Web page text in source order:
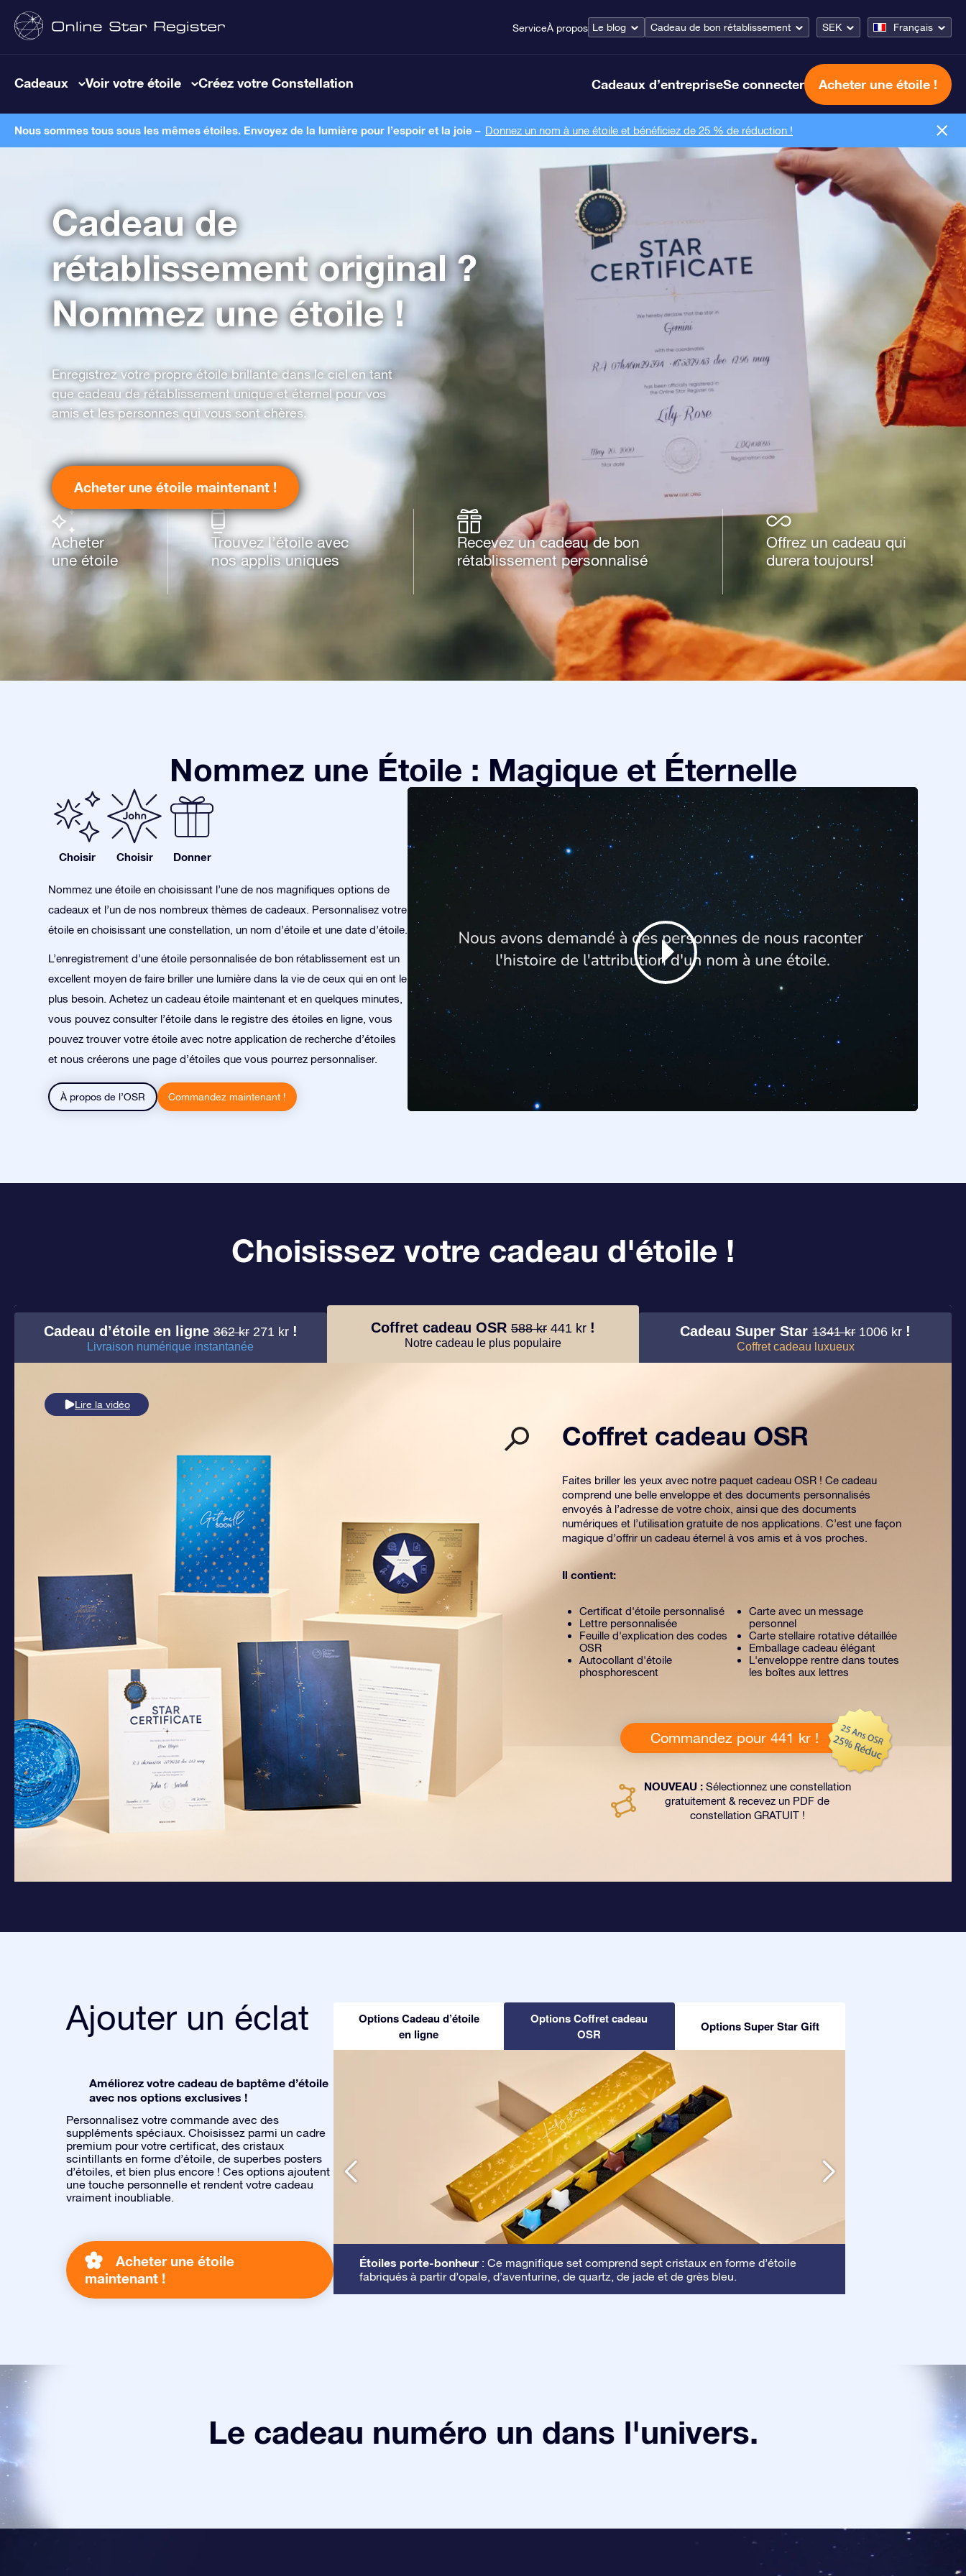
ServiceÀ propos Le blog Cadeau de bon rétablissement SEK Français
Cadeaux Voir votre étoile Créez votre Constellation Cadeaux d’entrepriseSe connecter Acheter une étoile !
Nous sommes tous sous les mêmes étoiles. Envoyez de la lumière pour l’espoir et la joie – Donnez un nom à une étoile et bénéficiez de 25 % de réduction !
Cadeau de
rétablissement original ?
Nommez une étoile !
Enregistrez votre propre étoile brillante dans le ciel en tant
que cadeau de rétablissement unique et éternel pour vos
amis et les personnes qui vous sont chères.
Acheter une étoile maintenant !
Acheter
une étoile
Trouvez l’étoile avec
nos applis uniques
Recevez un cadeau de bon
rétablissement personnalisé
Offrez un cadeau qui
durera toujours!
Nommez une Étoile : Magique et Éternelle
Choisir Choisir Donner
Nommez une étoile en choisissant l’une de nos magnifiques options de
cadeaux et l’un de nos nombreux thèmes de cadeaux. Personnalisez votre
étoile en choisissant une constellation, un nom d’étoile et une date d’étoile.
L’enregistrement d’une étoile personnalisée de bon rétablissement est un
excellent moyen de faire briller une lumière dans la vie de ceux qui en ont le
plus besoin. Achetez un cadeau étoile maintenant et en quelques minutes,
vous pouvez consulter l’étoile dans le registre des étoiles en ligne, vous
pouvez trouver votre étoile avec notre application de recherche d’étoiles
et nous créerons une page d’étoiles que vous pourrez personnaliser.
À propos de l’OSR Commandez maintenant !
Choisissez votre cadeau d'étoile !
Cadeau d’étoile en ligne362 kr 271 kr !
Livraison numérique instantanée
Coffret cadeau OSR 588 kr 441 kr !
Notre cadeau le plus populaire
Cadeau Super Star1341 kr 1006 kr !
Coffret cadeau luxueux
Lire la vidéo
Coffret cadeau OSR
Faites briller les yeux avec notre paquet cadeau OSR ! Ce cadeau
comprend une belle enveloppe et des documents personnalisés
envoyés à l’adresse de votre choix, ainsi que des documents
numériques et l’utilisation gratuite de nos applications. C’est une façon
magique d’offrir un cadeau éternel à vos amis et à vos proches.
Il contient:
Certificat d'étoile personnalisé
Lettre personnalisée
Feuille d'explication des codes
OSR
Autocollant d'étoile
phosphorescent
Carte avec un message
personnel
Carte stellaire rotative détaillée
Emballage cadeau élégant
L'enveloppe rentre dans toutes
les boîtes aux lettres
Commandez pour 441 kr !
NOUVEAU :Sélectionnez une constellation
gratuitement & recevez un PDF de
constellation GRATUIT !
Ajouter un éclat
Améliorez votre cadeau de baptême d’étoile
avec nos options exclusives !
Personnalisez votre commande avec des
suppléments spéciaux. Choisissez parmi un cadre
premium pour votre certificat, des cristaux
scintillants en forme d’étoile, de superbes posters
d’étoiles, et bien plus encore ! Ces options ajoutent
une touche personnelle et rendent votre cadeau
vraiment inoubliable.
Acheter une étoile
maintenant !
Options Cadeau d’étoile
en ligne
Options Coffret cadeau
OSR
Options Super Star Gift
Étoiles porte-bonheur: Ce magnifique set comprend sept cristaux en forme d’étoile
fabriqués à partir d’opale, d’aventurine, de quartz, de jade et de grès bleu.
Le cadeau numéro un dans l'univers.